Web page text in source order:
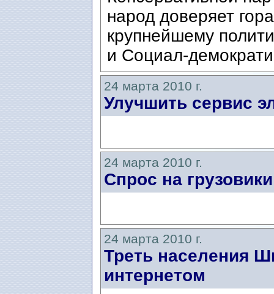
народ доверяет
крупнейшему
и Социал-
24 марта 2010 г.
Улучшить сервис
24 марта 2010 г.
Спрос на
24 марта 2010 г.
Треть населения
интернетом